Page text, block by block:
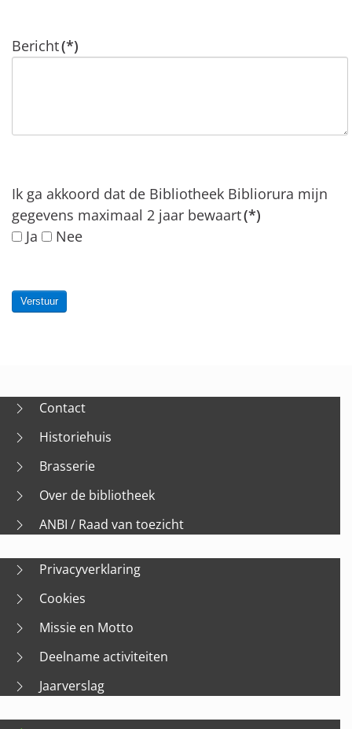
Bericht(*)
Ik ga akkoord dat de Bibliotheek Bibliorura mijn
gegevens maximaal 2 jaar bewaart(*)
Ja
Nee
Verstuur
Contact
Historiehuis
Brasserie
Over de bibliotheek
ANBI / Raad van toezicht
Privacyverklaring
Cookies
Missie en Motto
Deelname activiteiten
Jaarverslag